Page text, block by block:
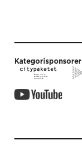
Kategorisponsorer